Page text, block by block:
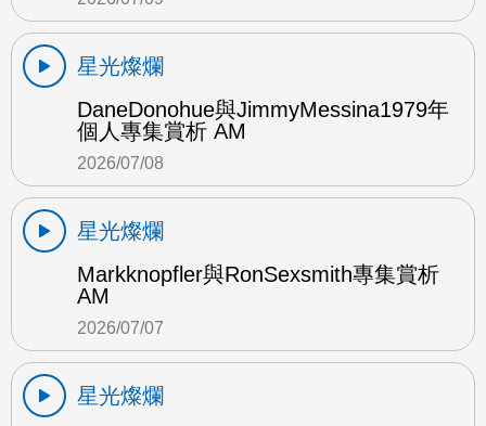
星光燦爛
DaneDonohue與JimmyMessina1979年
個人專集賞析 AM
2026/07/08
星光燦爛
Markknopfler與RonSexsmith專集賞析
AM
2026/07/07
星光燦爛